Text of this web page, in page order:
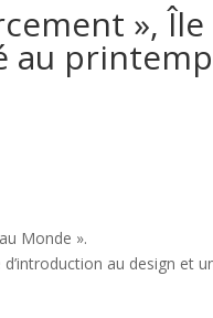
», Île
au
Monde ».
au design et